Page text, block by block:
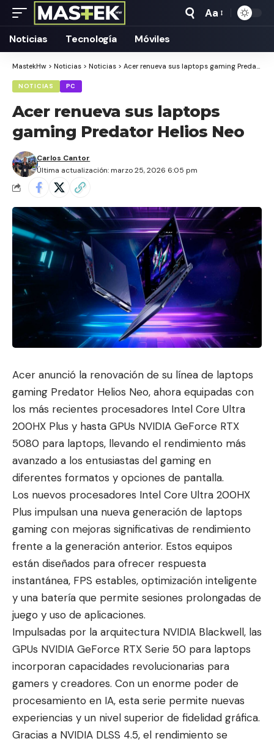
Tamaño
Aa
Noticias Tecnología Móviles
MastekHw > Noticias > Noticias > Acer renueva sus laptops gaming Predator Helios Neo
NOTICIAS PC
Acer renueva sus laptops
gaming Predator Helios Neo
Última actualización: marzo 25, 2026 6:05 pm
Carlos Cantor
Acer anunció la renovación de su línea de laptops
gaming Predator Helios Neo, ahora equipadas con
los más recientes procesadores Intel Core Ultra
200HX Plus y hasta GPUs NVIDIA GeForce RTX
5080 para laptops, llevando el rendimiento más
avanzado a los entusiastas del gaming en
diferentes formatos y opciones de pantalla.
Los nuevos procesadores Intel Core Ultra 200HX
Plus impulsan una nueva generación de laptops
gaming con mejoras significativas de rendimiento
frente a la generación anterior. Estos equipos
están diseñados para ofrecer respuesta
instantánea, FPS estables, optimización inteligente
y una batería que permite sesiones prolongadas de
juego y uso de aplicaciones.
Impulsadas por la arquitectura NVIDIA Blackwell, las
GPUs NVIDIA GeForce RTX Serie 50 para laptops
incorporan capacidades revolucionarias para
gamers y creadores. Con un enorme poder de
procesamiento en IA, esta serie permite nuevas
experiencias y un nivel superior de fidelidad gráfica.
Gracias a NVIDIA DLSS 4.5, el rendimiento se